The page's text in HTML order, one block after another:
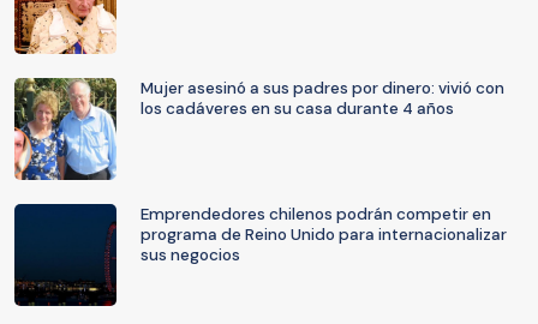
Mujer asesinó a sus padres por dinero: vivió con
los cadáveres en su casa durante 4 años
Emprendedores chilenos podrán competir en
programa de Reino Unido para internacionalizar
sus negocios